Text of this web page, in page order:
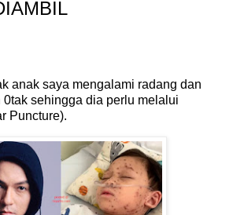
anak saya mengalami radang dan
0tak sehingga dia perlu melalui
Puncture).